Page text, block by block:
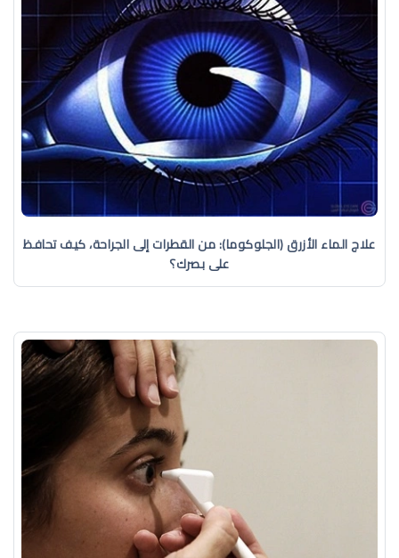
علاج الماء الأزرق (الجلوكوما): من القطرات إلى الجراحة، كيف تحافظ
على بصرك؟